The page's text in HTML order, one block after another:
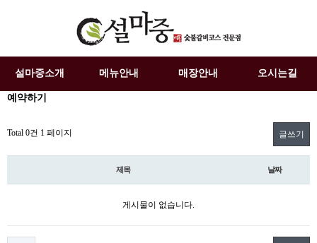
설마중소개 메뉴안내 매장안내 오시는길
예약하기
Total 0건 1 페이지 글쓰기
제목 날짜
게시물이 없습니다.